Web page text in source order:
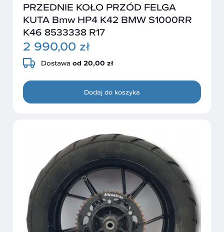
PRZEDNIE KOŁO PRZÓD FELGA
KUTA Bmw HP4 K42 BMW S1000RR
K46 8533338 R17
2 990,00 zł
Dostawa od 20,00 zł
Dodaj do koszyka